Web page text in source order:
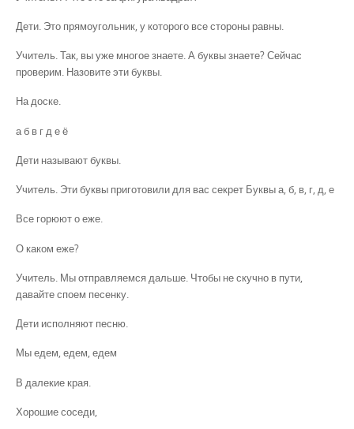
Дети. Это прямоугольник, у которого все стороны равны.
Учитель. Так, вы уже многое знаете. А буквы знаете? Сейчас
проверим. Назовите эти буквы.
На доске.
а б в г д е ё
Дети называют буквы.
Учитель. Эти буквы приготовили для вас секрет Буквы а, б, в, г, д, е
Все горюют о еже.
О каком еже?
Учитель. Мы отправляемся дальше. Чтобы не скучно в пути,
давайте споем песенку.
Дети исполняют песню.
Мы едем, едем, едем
В далекие края.
Хорошие соседи,